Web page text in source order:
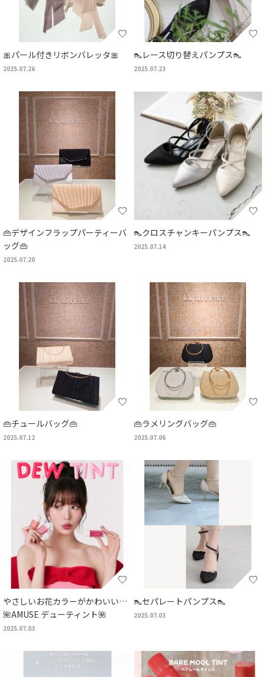
🎀パール付きリボンバレッタ🎀
2025.07.26
👠レース切り替えパンプス👠
2025.07.23
👜デザインフラップパーティーバ
ッグ👜
2025.07.20
👠クロスチャンキーパンプス👠
2025.07.14
👜チュールバッグ👜
2025.07.12
👜ラメリングバッグ👜
2025.07.06
やさしいお花カラーがかわいい…
🌺AMUSE デューティント🌺
2025.07.03
👠セパレートパンプス👠
2025.07.03